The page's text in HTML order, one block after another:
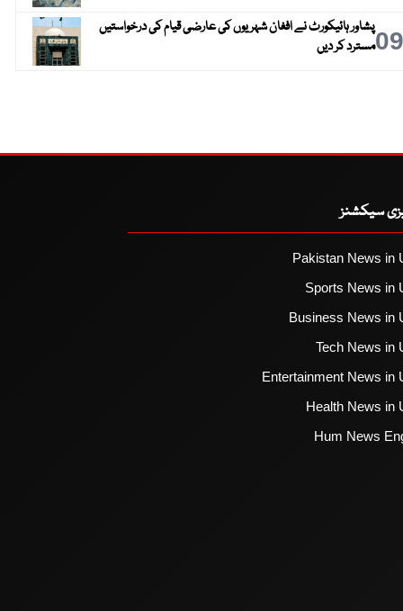
09پشاور ہائیکورٹ نے افغان شہریوں کی عارضی قیام کی درخواستیں
مسترد کر دیں
سیکشنز
Pakistan News in
Sports News in
Business News in
Tech News in
Entertainment News in
Health News in
Hum News